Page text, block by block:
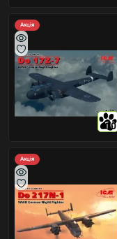
Акція
10
Акція